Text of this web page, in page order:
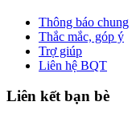
Thông báo chung
Thắc mắc, góp ý
Trợ giúp
Liên hệ BQT
Liên kết bạn bè